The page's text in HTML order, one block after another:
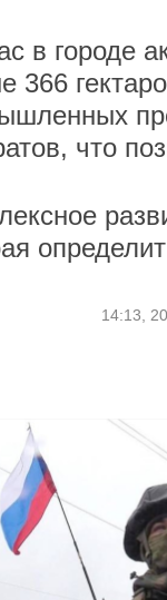
в городе
366
что
14:13,